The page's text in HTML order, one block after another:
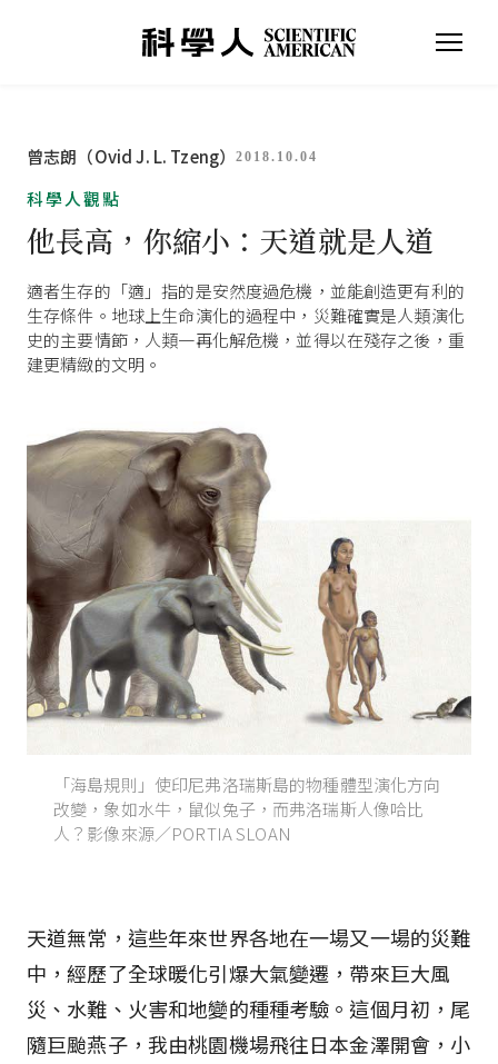
曾志朗（Ovid J. L. Tzeng）2018.10.04
科學人觀點
他長高，你縮小：天道就是人道
適者生存的「適」指的是安然度過危機，並能創造更有利的
生存條件。地球上生命演化的過程中，災難確實是人類演化
史的主要情節，人類一再化解危機，並得以在殘存之後，重
建更精緻的文明。
「海島規則」使印尼弗洛瑞斯島的物種體型演化方向
改變，象如水牛，鼠似兔子，而弗洛瑞斯人像哈比
人？影像來源／PORTIA SLOAN
天道無常，這些年來世界各地在一場又一場的災難
中，經歷了全球暖化引爆大氣變遷，帶來巨大風
災、水難、火害和地變的種種考驗。這個月初，尾
隨巨颱燕子，我由桃園機場飛往日本金澤開會，小